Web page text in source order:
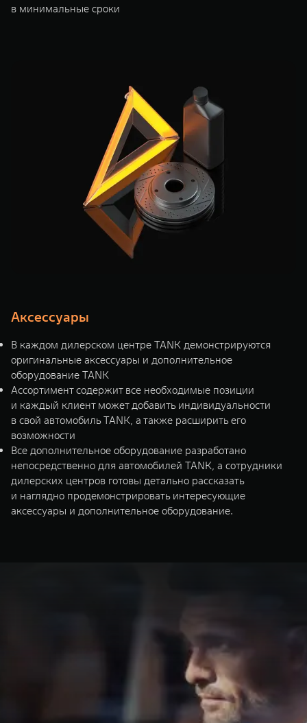
в минимальные сроки
Аксессуары
В каждом дилерском центре TANK демонстрируются
оригинальные аксессуары и дополнительное
оборудование TANK
Ассортимент содержит все необходимые позиции
и каждый клиент может добавить индивидуальности
в свой автомобиль TANK, а также расширить его
возможности
Все дополнительное оборудование разработано
непосредственно для автомобилей TANK, а сотрудники
дилерских центров готовы детально рассказать
и наглядно продемонстрировать интересующие
аксессуары и дополнительное оборудование.